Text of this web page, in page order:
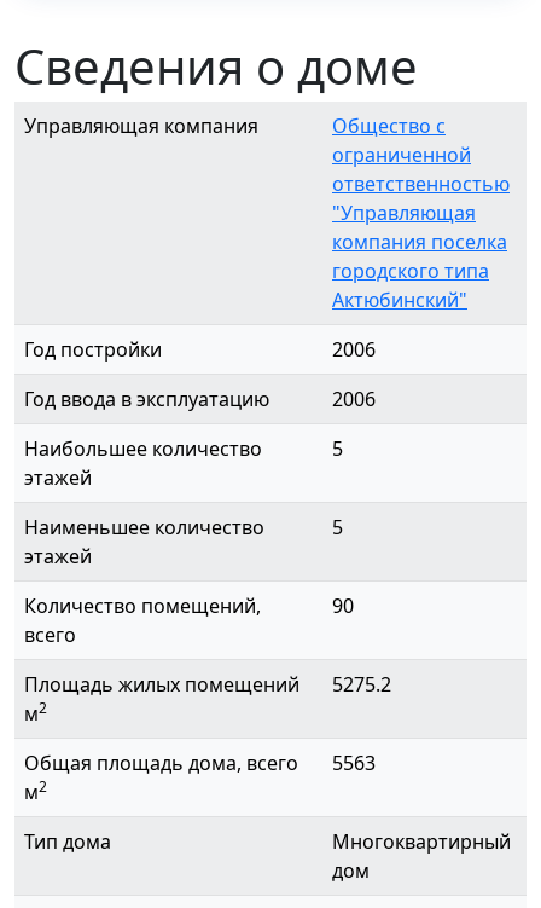
Сведения о доме
Управляющая компания
Общество с
ограниченной
ответственностью
"Управляющая
компания поселка
городского типа
Актюбинский"
Год постройки
2006
Год ввода в эксплуатацию
2006
Наибольшее количество
этажей
5
Наименьшее количество
этажей
5
Количество помещений,
всего
90
Площадь жилых помещений
м2
5275.2
Общая площадь дома, всего
м2
5563
Тип дома
Многоквартирный
дом